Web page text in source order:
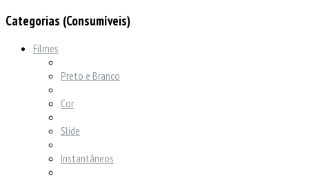
Categorias (Consumíveis)
Filmes
Preto e Branco
Cor
Slide
Instantâneos